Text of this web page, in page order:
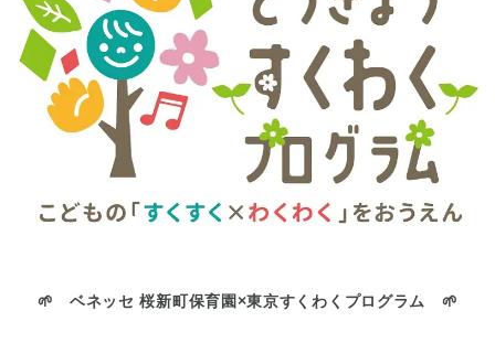
都道府県
から探す
東京都
東京都 全域
🌱 ベネッセ 桜新町保育園×東京すくわくプログラム 🌱